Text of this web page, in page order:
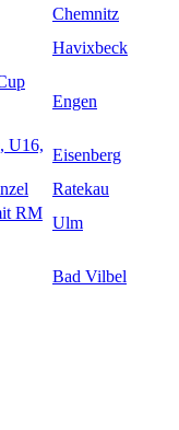
Chemnitz
Havixbeck
Engen
U16,
Eisenberg
Ratekau
RM
Ulm
Bad Vilbel